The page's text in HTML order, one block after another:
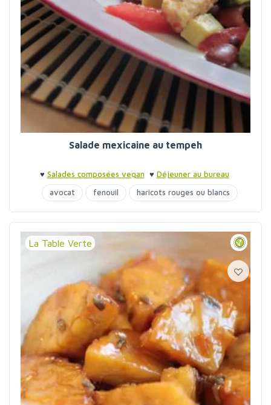
Salade mexicaine au tempeh
♥ Salades composées vegan ♥ Déjeuner au bureau
avocat
fenouil haricots rouges ou blancs
tempeh
La Table Verte